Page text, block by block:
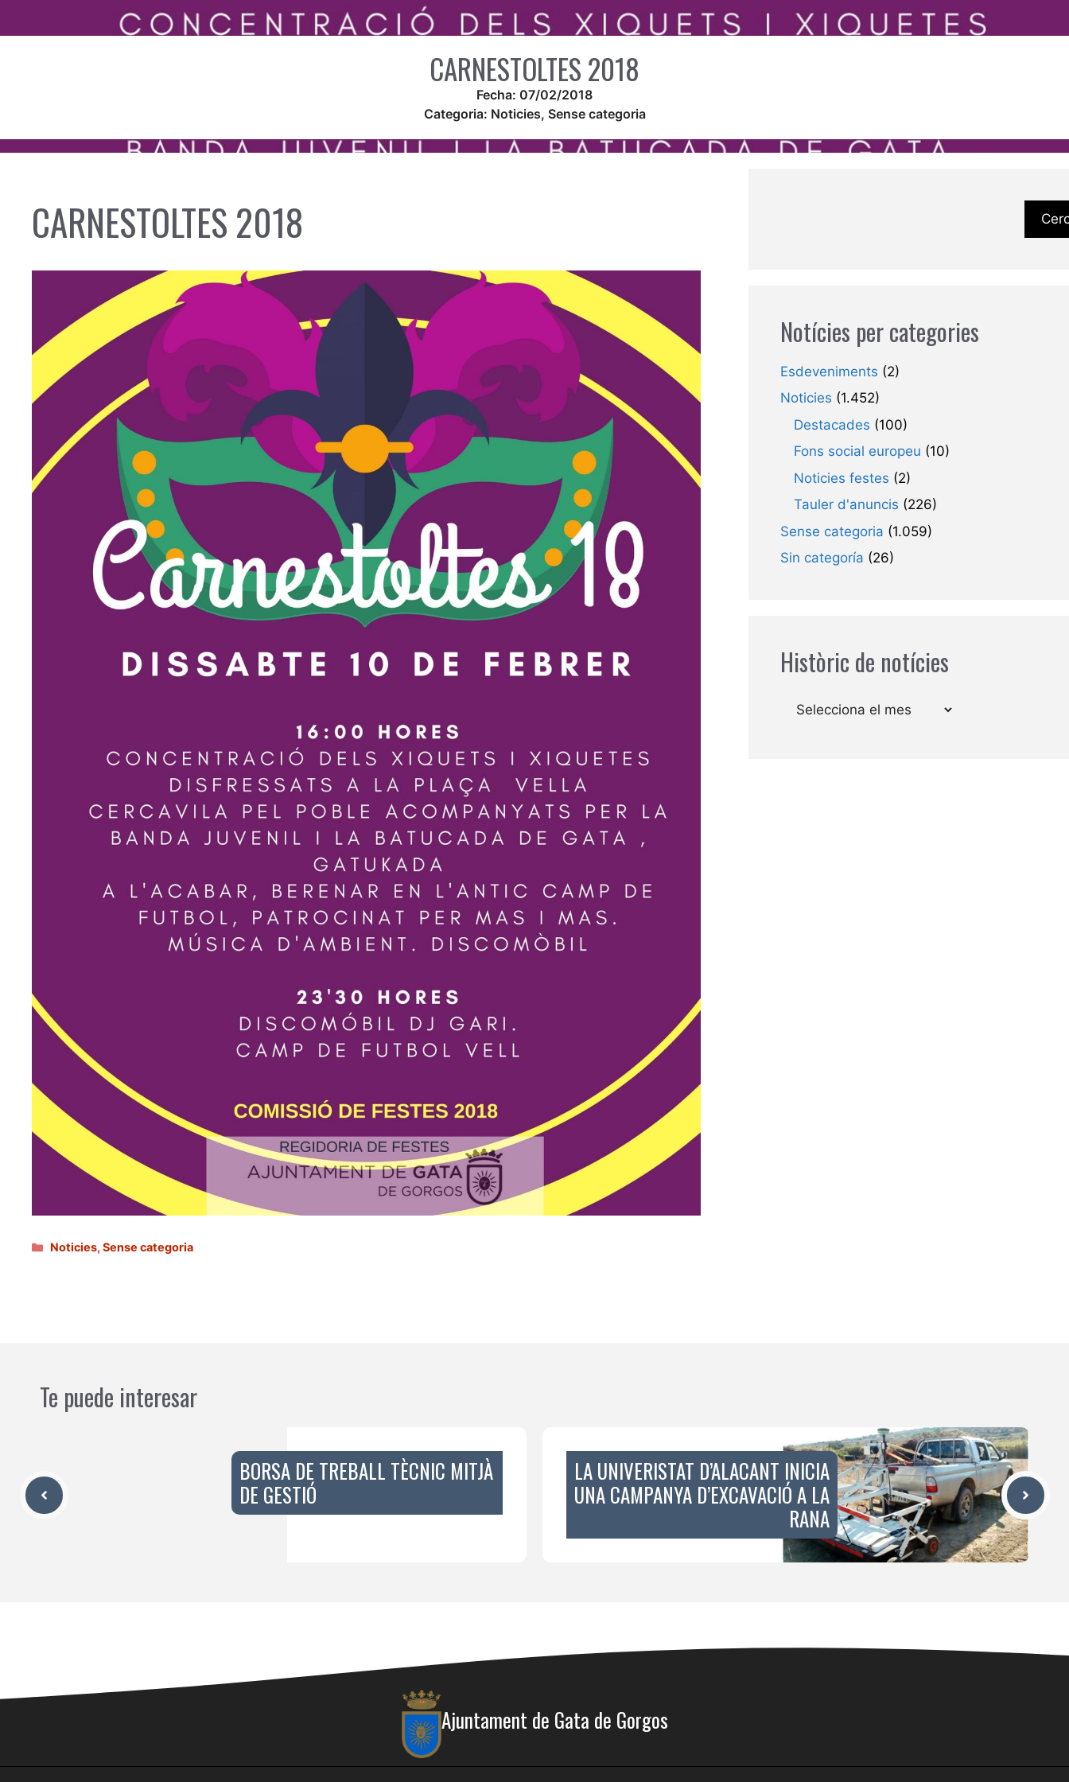
CARNESTOLTES 2018
Fecha: 07/02/2018
Categoria: Noticies, Sense categoria
CARNESTOLTES 2018
Categories
Noticies,Sense categoria
Notícies per categories
Esdeveniments (2)
Noticies (1.452)
Destacades (100)
Fons social europeu (10)
Noticies festes (2)
Tauler d'anuncis (226)
Sense categoria (1.059)
Sin categoría (26)
Històric de notícies
Arxius
Te puede interesar
BORSA DE TREBALL TÈCNIC MITJÀ
DE GESTIÓ
LA UNIVERISTAT D’ALACANT INICIA
UNA CAMPANYA D’EXCAVACIÓ A LA
RANA
Ajuntament de Gata de Gorgos